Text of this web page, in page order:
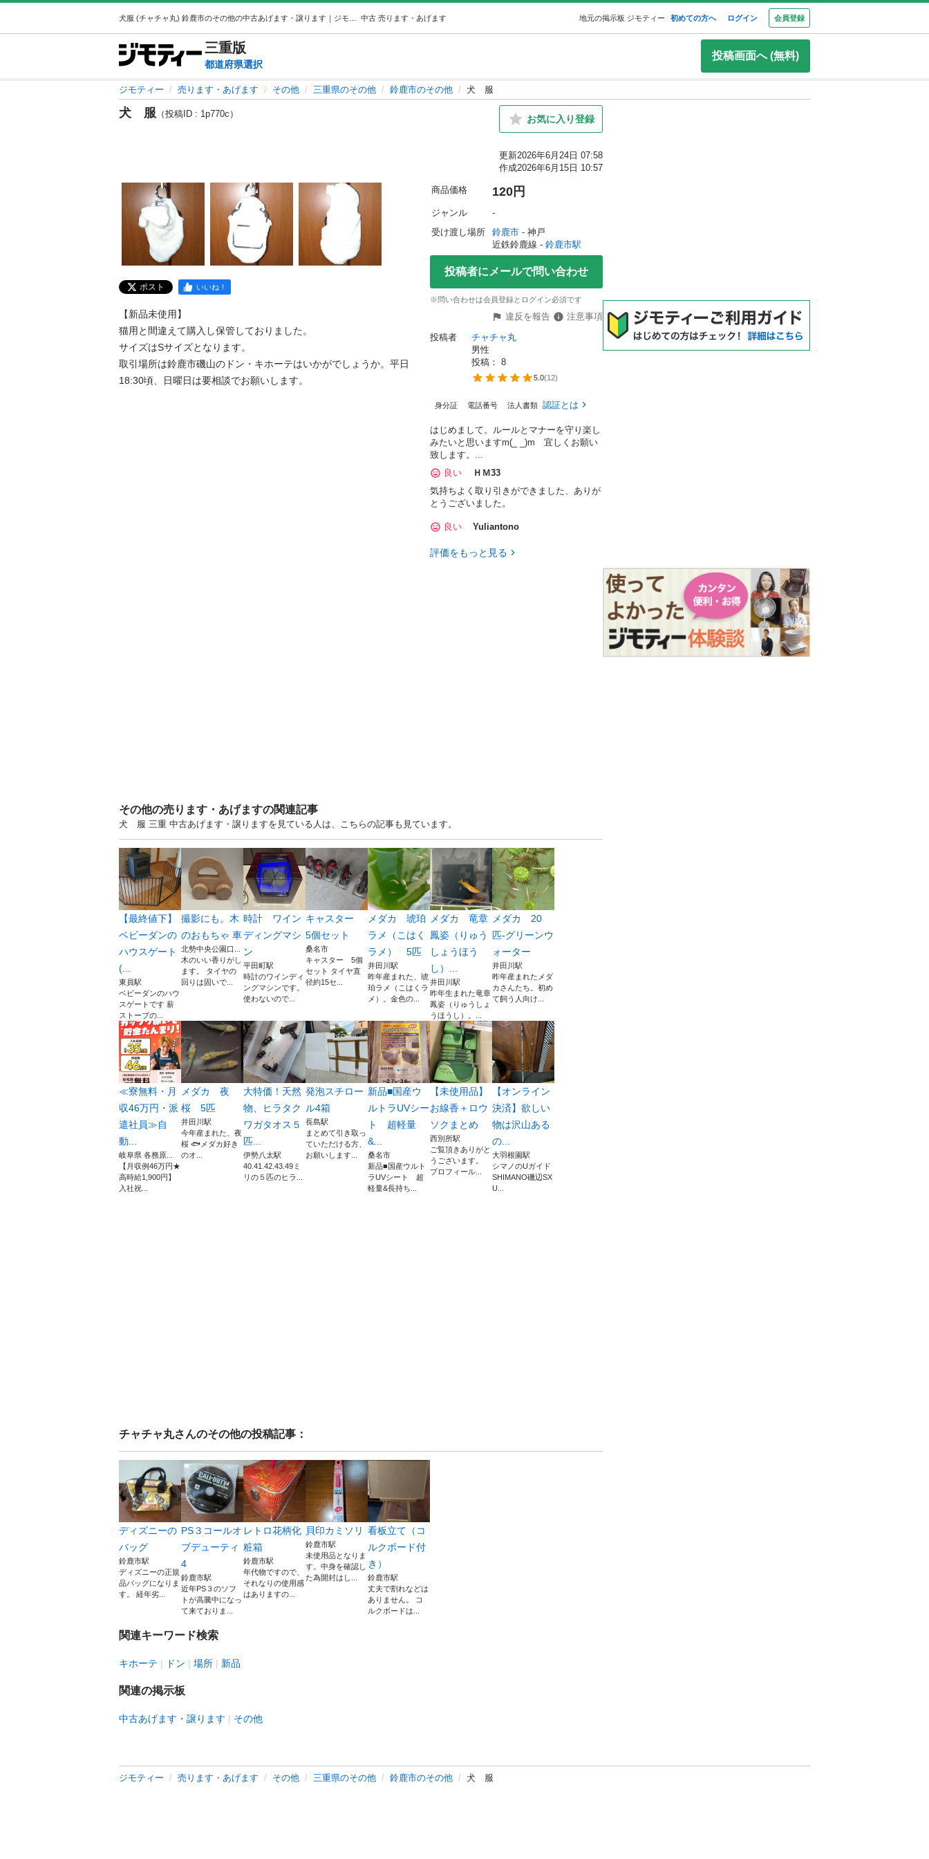
中古 売ります・あげます 地元の掲示板 ジモティー 初めての方へ ログイン 会員登録
三重版
都道府県選択
投稿画面へ (無料)
ジモティー 売ります・あげます その他 三重県のその他 鈴鹿市のその他 犬 服
犬 服 （投稿ID : 1p770c） お気に入り登録
更新2026年6月24日 07:58
作成2026年6月15日 10:57
ポスト いいね！
【新品未使用】
猫用と間違えて購入し保管しておりました。
サイズはSサイズとなります。
取引場所は鈴鹿市磯山のドン・キホーテはいかがでしょうか。平日
商品価格 120円
ジャンル
-
受け渡し場所
鈴鹿市 - 神戸
近鉄鈴鹿線 - 鈴鹿市駅
投稿者にメールで問い合わせ
※問い合わせは会員登録とログイン必須です
違反を報告
注意事項
投稿者
チャチャ丸
男性
投稿： 8
5.0(12)
身分証 電話番号 法人書類 認証とは
はじめまして。ルールとマナーを守り楽し
みたいと思いますm(_ _)m 宜しくお願い
致します。...
良い
ＨＭ33
気持ちよく取り引きができました、ありが
とうございました。
良い Yuliantono
評価をもっと見る
その他の売ります・あげますの関連記事
犬 服 三重 中古あげます・譲りますを見ている人は、こちらの記事も見ています。
【最終値下】
ベビーダンの
ハウスゲート
(...
東員駅
ベビーダンのハウ
スゲートです 薪
ストーブの...
撮影にも。木
のおもちゃ 車
北勢中央公園口...
木のいい香りがし
ます。 タイヤの
回りは固いで...
時計 ワイン
ディングマシ
ン
平田町駅
時計のワインディ
ングマシンです。
使わないので...
キャスター
5個セット
桑名市
キャスター 5個
セット タイヤ直
径約15セ...
メダカ 琥珀
ラメ（こはく
ラメ） 5匹
井田川駅
昨年産まれた、琥
珀ラメ（こはくラ
メ）。金色の...
メダカ 竜章
鳳姿（りゅう
しょうほう
し）...
井田川駅
昨年生まれた竜章
鳳姿（りゅうしょ
うほうし）。...
メダカ 20
匹-グリーンウ
ォーター
井田川駅
昨年産まれたメダ
カさんたち。初め
て飼う人向け...
≪寮無料・月
収46万円・派
遣社員≫自
動...
岐阜県 各務原...
【月収例46万円★
高時給1,900円】
入社祝...
メダカ 夜
桜 5匹
井田川駅
今年産まれた、夜
桜 🐟メダカ好き
のオ...
大特価！天然
物、ヒラタク
ワガタオス５
匹...
伊勢八太駅
40.41.42.43.49ミ
リの５匹のヒラ...
発泡スチロー
ル4箱
長島駅
まとめて引き取っ
ていただける方、
お願いします...
新品■国産ウ
ルトラUVシー
ト 超軽量
&...
桑名市
新品■国産ウルト
ラUVシート 超
軽量&長持ち...
【未使用品】
お線香＋ロウ
ソクまとめ
西別所駅
ご覧頂きありがと
うございます。
プロフィール...
【オンライン
決済】欲しい
物は沢山ある
の...
大羽根園駅
シマノのUガイド
SHIMANO磯辺SX
U...
チャチャ丸さんのその他の投稿記事：
ディズニーの
バッグ
鈴鹿市駅
ディズニーの正規
品バッグになりま
す。 経年劣...
PS３コールオ
ブデューティ
4
鈴鹿市駅
近年PS３のソフ
トが高騰中になっ
て来ておりま...
レトロ花柄化
粧箱
鈴鹿市駅
年代物ですので、
それなりの使用感
はありますの...
貝印カミソリ
鈴鹿市駅
未使用品となりま
す。中身を確認し
た為開封はし...
看板立て（コ
ルクボード付
き）
鈴鹿市駅
丈夫で割れなどは
ありません。 コ
ルクボードは...
関連キーワード検索
キホーテ ドン 場所 新品
関連の掲示板
中古あげます・譲ります その他
ジモティー 売ります・あげます その他 三重県のその他 鈴鹿市のその他 犬 服